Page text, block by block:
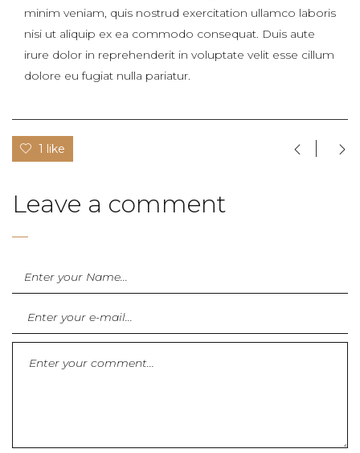
minim veniam, quis nostrud exercitation ullamco laboris
nisi ut aliquip ex ea commodo consequat. Duis aute
irure dolor in reprehenderit in voluptate velit esse cillum
dolore eu fugiat nulla pariatur.
1 like
Leave a comment